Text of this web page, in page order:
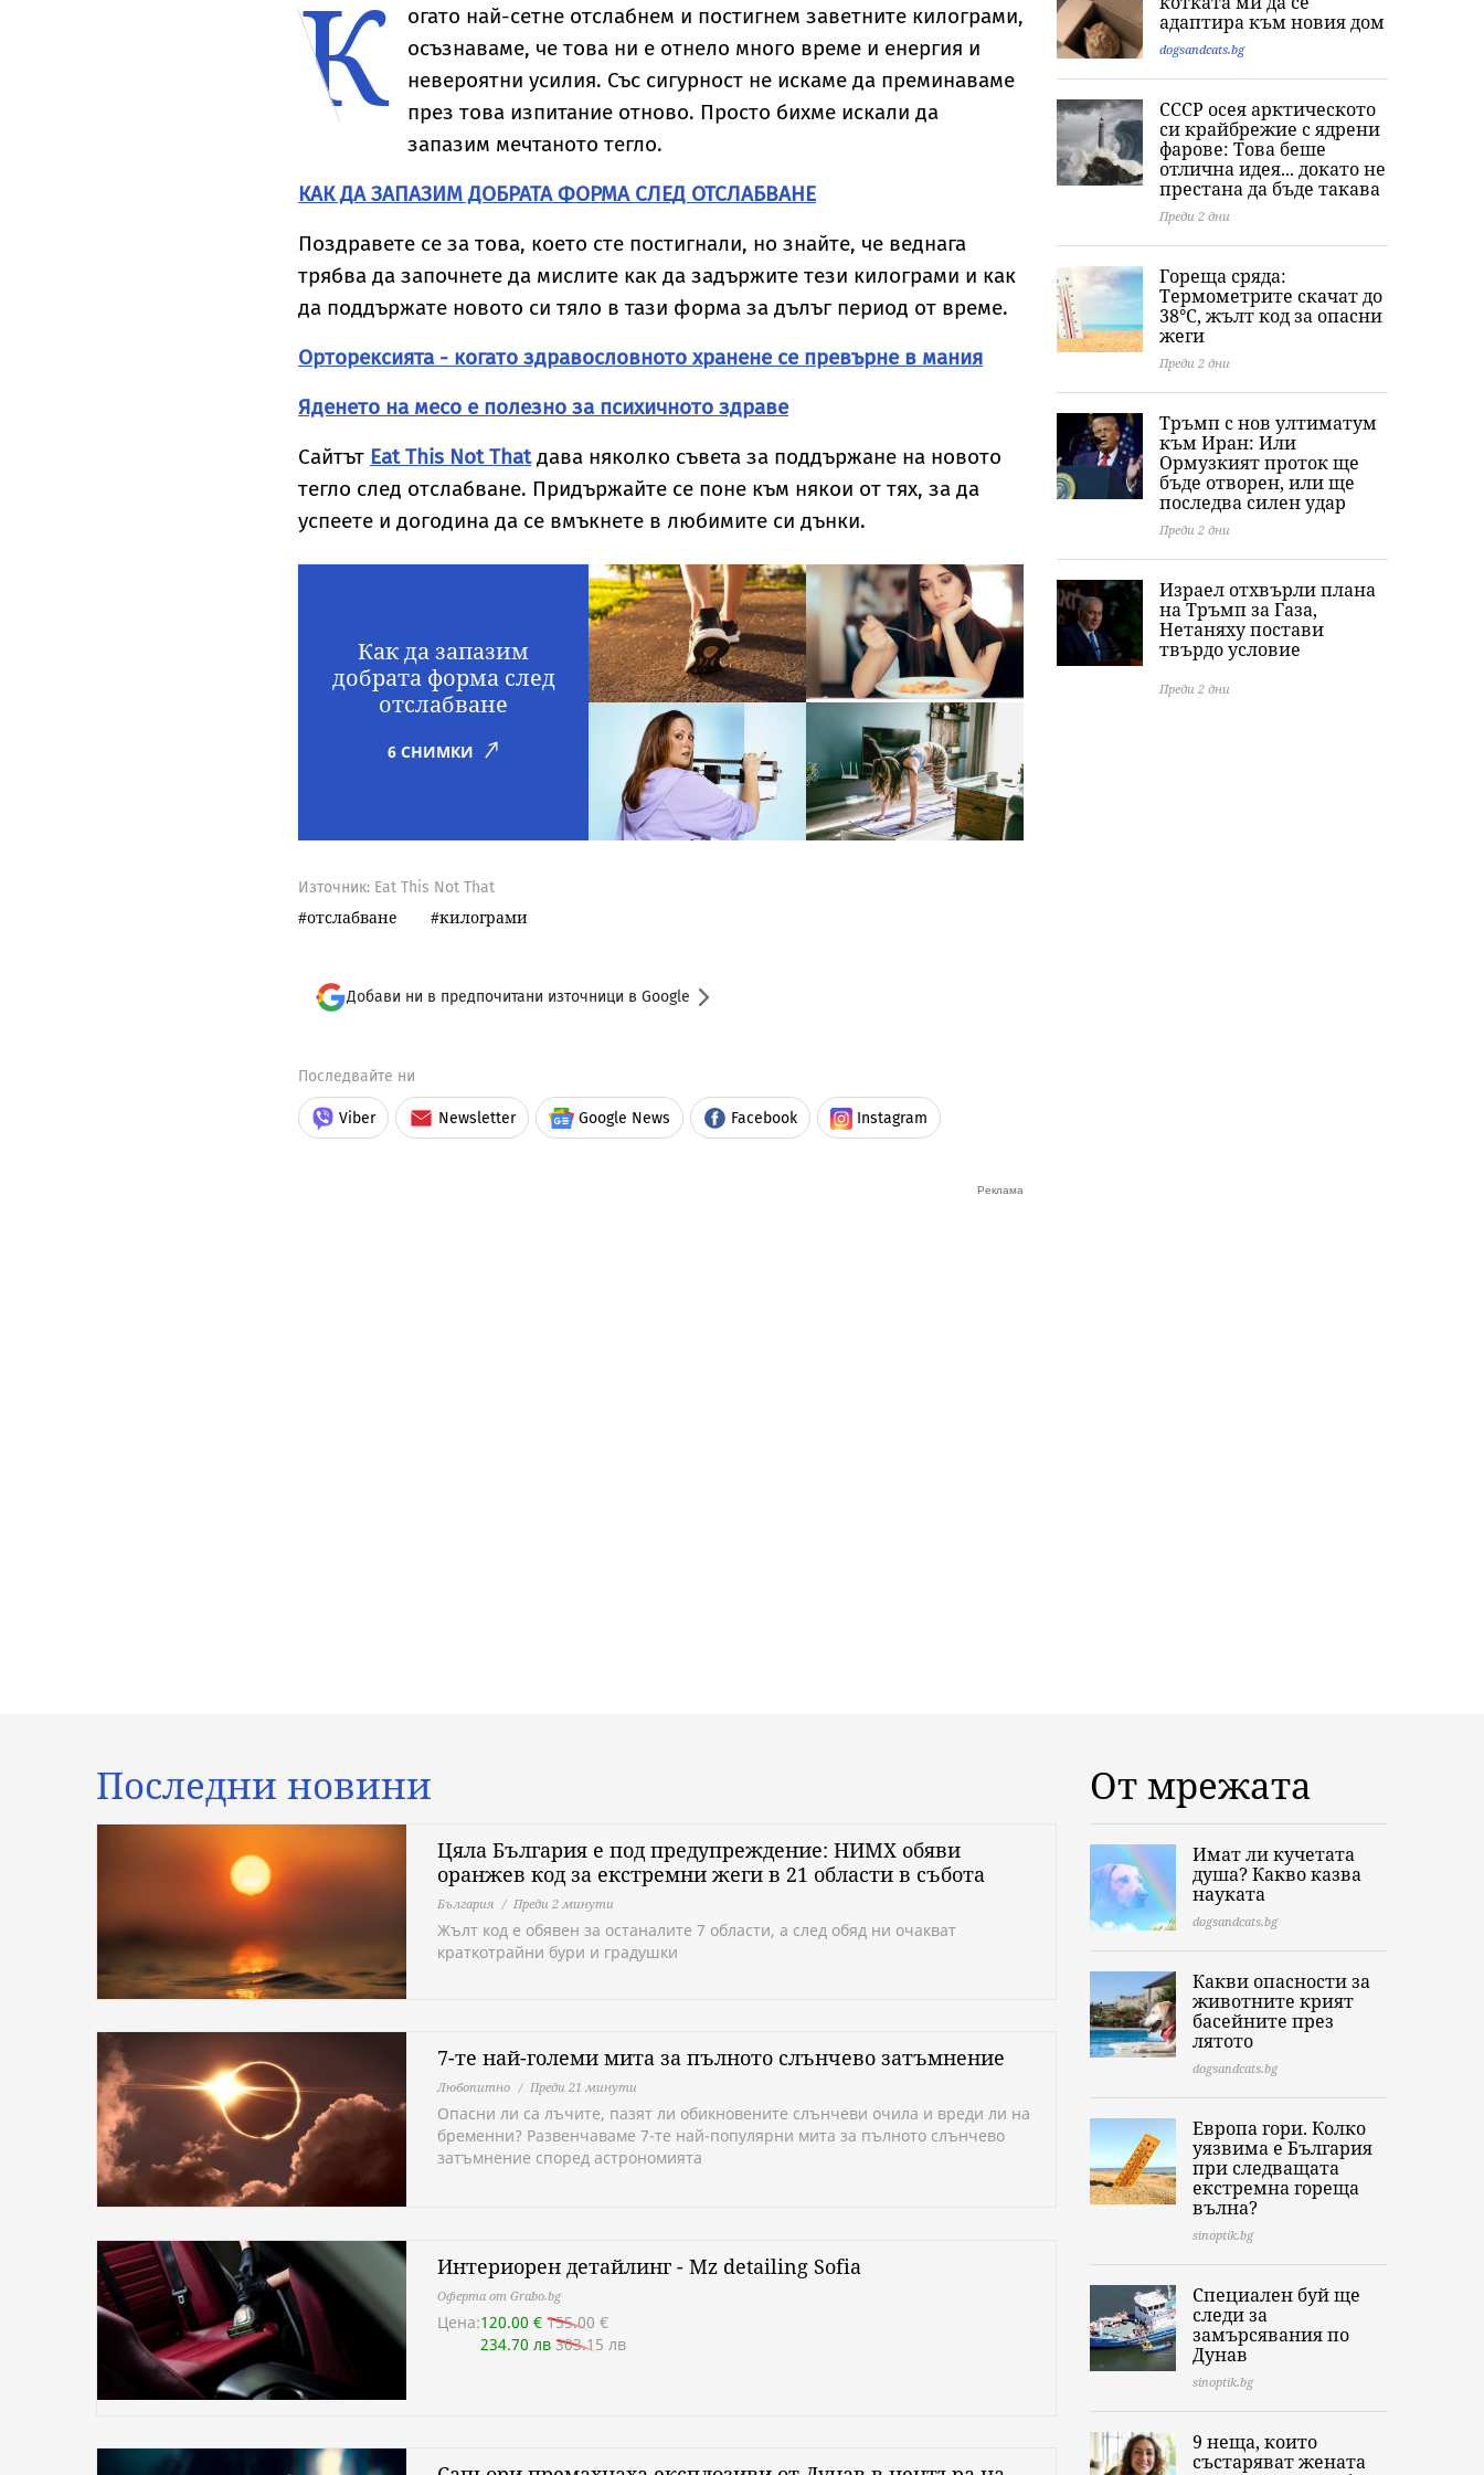
съпругата на Брус
Уилис след юбилея
ѝ
невиждано досега
явление
дома им
на критиките към
тялото ѝ
Формула 1“ Люис
Хамилтън
легенда
К
огато най-сетне отслабнем и постигнем заветните килограми,
осъзнаваме, че това ни е отнело много време и енергия и
невероятни усилия. Със сигурност не искаме да преминаваме
през това изпитание отново. Просто бихме искали да
запазим мечтаното тегло.
КАК ДА ЗАПАЗИМ ДОБРАТА ФОРМА СЛЕД ОТСЛАБВАНЕ
Поздравете се за това, което сте постигнали, но знайте, че веднага
трябва да започнете да мислите как да задържите тези килограми и как
да поддържате новото си тяло в тази форма за дълъг период от време.
Орторексията - когато здравословното хранене се превърне в мания
Яденето на месо е полезно за психичното здраве
Сайтът Eat This Not Thatдава няколко съвета за поддържане на новото
тегло след отслабване. Придържайте се поне към някои от тях, за да
успеете и догодина да се вмъкнете в любимите си дънки.
Как да запазим
добрата форма след
отслабване
6 СНИМКИ
Източник: Eat This Not That
отслабване килограми
Добави ни в предпочитани източници в Google
Последвайте ни
Viber Newsletter Google News Facebook Instagram
адаптира към новия дом
dogsandcats.bg
СССР осея арктическото
си крайбрежие с ядрени
фарове: Това беше
отлична идея... докато не
престана да бъде такава
Преди 2 дни
Гореща сряда:
Термометрите скачат до
38°C, жълт код за опасни
жеги
Преди 2 дни
Тръмп с нов ултиматум
към Иран: Или
Ормузкият проток ще
бъде отворен, или ще
последва силен удар
Преди 2 дни
Израел отхвърли плана
на Тръмп за Газа,
Нетаняху постави
твърдо условие
Преди 2 дни
Последни новини
Цяла България е под предупреждение: НИМХ обяви
оранжев код за екстремни жеги в 21 области в събота
България Преди 2 минути
Жълт код е обявен за останалите 7 области, а след обяд ни очакват
краткотрайни бури и градушки
7-те най-големи мита за пълното слънчево затъмнение
Любопитно Преди 21 минути
Опасни ли са лъчите, пазят ли обикновените слънчеви очила и вреди ли на
бременни? Развенчаваме 7-те най-популярни мита за пълното слънчево
затъмнение според астрономията
Интериорен детайлинг - Mz detailing Sofia
Оферта от Grabo.bg
Цена:120.00 € 155.00 €
234.70 лв 303.15 лв
От мрежата
Имат ли кучетата
душа? Какво казва
науката
dogsandcats.bg
Какви опасности за
животните крият
басейните през
лятото
dogsandcats.bg
Европа гори. Колко
уязвима е България
при следващата
екстремна гореща
вълна?
sinoptik.bg
Специален буй ще
следи за
замърсявания по
Дунав
sinoptik.bg
9 неща, които
състаряват жената